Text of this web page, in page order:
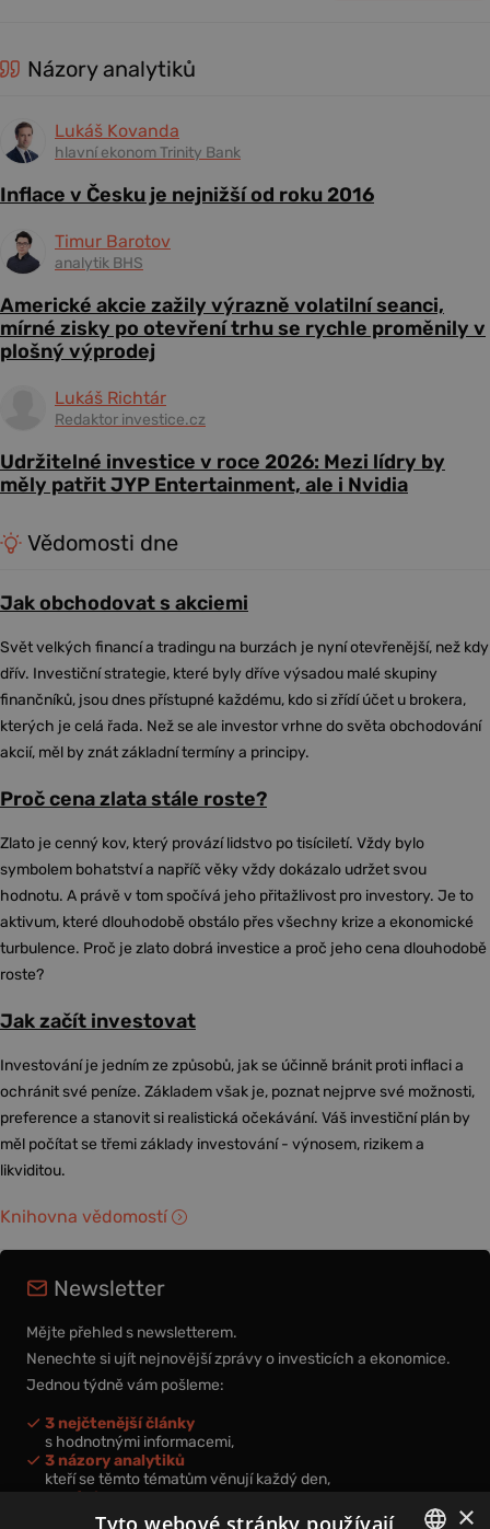
Názory analytiků
Lukáš Kovanda
hlavní ekonom Trinity Bank
Inflace v Česku je nejnižší od roku 2016
Timur Barotov
analytik BHS
Americké akcie zažily výrazně volatilní seanci,
mírné zisky po otevření trhu se rychle proměnily v
plošný výprodej
Lukáš Richtár
Redaktor investice.cz
Udržitelné investice v roce 2026: Mezi lídry by
měly patřit JYP Entertainment, ale i Nvidia
Vědomosti dne
Jak obchodovat s akciemi
Svět velkých financí a tradingu na burzách je nyní otevřenější, než kdy
dřív. Investiční strategie, které byly dříve výsadou malé skupiny
finančníků, jsou dnes přístupné každému, kdo si zřídí účet u brokera,
kterých je celá řada. Než se ale investor vrhne do světa obchodování
akcií, měl by znát základní termíny a principy.
Proč cena zlata stále roste?
Zlato je cenný kov, který provází lidstvo po tisíciletí. Vždy bylo
symbolem bohatství a napříč věky vždy dokázalo udržet svou
hodnotu. A právě v tom spočívá jeho přitažlivost pro investory. Je to
aktivum, které dlouhodobě obstálo přes všechny krize a ekonomické
turbulence. Proč je zlato dobrá investice a proč jeho cena dlouhodobě
roste?
Jak začít investovat
Investování je jedním ze způsobů, jak se účinně bránit proti inflaci a
ochránit své peníze. Základem však je, poznat nejprve své možnosti,
preference a stanovit si realistická očekávání. Váš investiční plán by
měl počítat se třemi základy investování - výnosem, rizikem a
likviditou.
Knihovna vědomostí
Newsletter
Mějte přehled s newsletterem.
Nenechte si ujít nejnovější zprávy o investicích a ekonomice.
Jednou týdně vám pošleme:
3 nejčtenější články
s hodnotnými informacemi,
3 názory analytiků
kteří se těmto tématům věnují každý den,
nová videa a podcasty
k prohloubení vašich znalostí.
×
Tyto webové stránky používají